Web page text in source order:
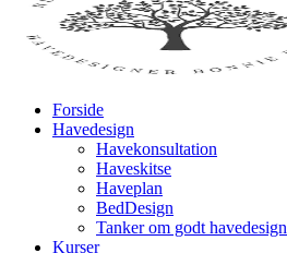
Forside
Havedesign
Havekonsultation
Haveskitse
Haveplan
BedDesign
Tanker om godt havedesign
Kurser